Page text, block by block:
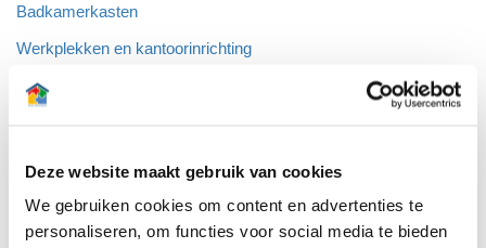
Deze website maakt gebruik van cookies
We gebruiken cookies om content en advertenties te
personaliseren, om functies voor social media te bieden
Badkamerkasten
Werkplekken en kantoorinrichting
Vloeren